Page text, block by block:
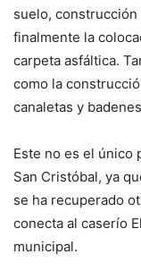
suelo,
finalmente la
carpeta asfáltica.
como la
canaletas y
Este no es el único
San Cristóbal, ya
se ha recuperado
conecta al caserío
municipal.